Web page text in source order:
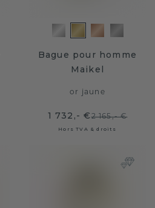
Bague pour homme
Maikel
or jaune
1 732,- €2 165,- €
Hors TVA & droits